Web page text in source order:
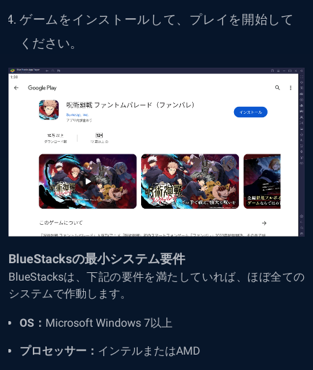
ゲームをインストールして、プレイを開始して
ください。
BlueStacksの最小システム要件
BlueStacksは、下記の要件を満たしていれば、ほぼ全ての
システムで作動します。
OS： Microsoft Windows 7以上
プロセッサー： インテルまたはAMD